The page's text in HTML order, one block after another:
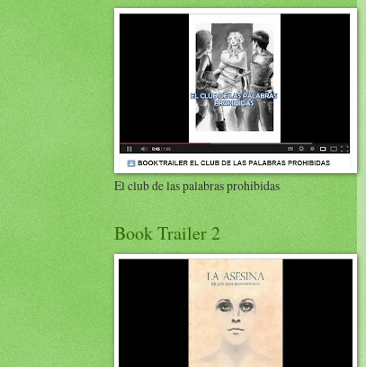
El club de las palabras prohibidas
Book Trailer 2